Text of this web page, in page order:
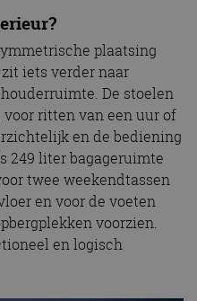
plaatsing
iets verder naar
De stoelen
ritten van een uur of
en de bediening
249 liter bagageruimte
twee weekendtassen
en voor de voeten
voorzien.
en logisch